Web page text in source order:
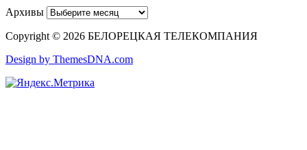
Архивы
Copyright © 2026 БЕЛОРЕЦКАЯ ТЕЛЕКОМПАНИЯ
Design by ThemesDNA.com